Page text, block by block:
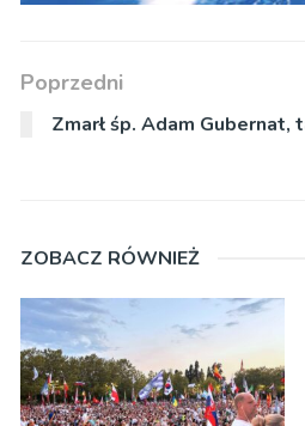
Poprzedni
Zmarł śp. Adam Gubernat,
ZOBACZ RÓWNIEŻ